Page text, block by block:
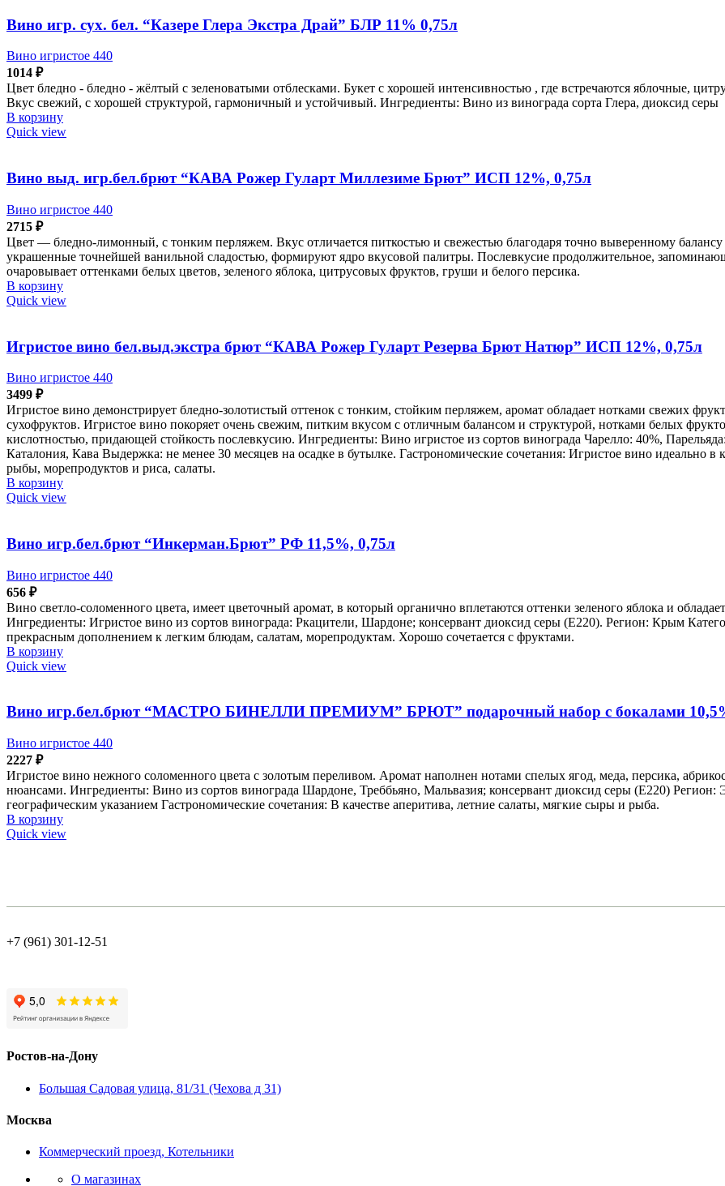
Вино игр. сух. бел. “Казере Глера Экстра Драй” БЛР 11% 0,75л
Вино игристое 440
1014 ₽
Цвет бледно - бледно - жёлтый с зеленоватыми отблесками. Букет с хорошей интенсивностью , где встречаются яблочные,
Вкус свежий, с хорошей структурой, гармоничный и устойчивый. Ингредиенты: Вино из винограда сорта Глера, диоксид серы
В корзину
Quick view
Вино выд. игр.бел.брют “КАВА Рожер Гуларт Миллезиме Брют” ИСП 12%, 0,75л
Вино игристое 440
2715 ₽
Цвет — бледно-лимонный, с тонким перляжем. Вкус отличается питкостью и свежестью благодаря точно выверенному
украшенные точнейшей ванильной сладостью, формируют ядро вкусовой палитры. Послевкусие продолжительное,
очаровывает оттенками белых цветов, зеленого яблока, цитрусовых фруктов, груши и белого персика.
В корзину
Quick view
Игристое вино бел.выд.экстра брют “КАВА Рожер Гуларт Резерва Брют Натюр” ИСП 12%, 0,75л
Вино игристое 440
3499 ₽
Игристое вино демонстрирует бледно-золотистый оттенок с тонким, стойким перляжем, аромат обладает нотками свежих
сухофруктов. Игристое вино покоряет очень свежим, питким вкусом с отличным балансом и структурой, нотками белых
кислотностью, придающей стойкость послевкусию. Ингредиенты: Вино игристое из сортов винограда Чарелло: 40%,
Каталония, Кава Выдержка: не менее 30 месяцев на осадке в бутылке. Гастрономические сочетания: Игристое вино идеально в
рыбы, морепродуктов и риса, салаты.
В корзину
Quick view
Вино игр.бел.брют “Инкерман.Брют” РФ 11,5%, 0,75л
Вино игристое 440
656 ₽
Вино светло-соломенного цвета, имеет цветочный аромат, в который органично вплетаются оттенки зеленого яблока и
Ингредиенты: Игристое вино из сортов винограда: Ркацители, Шардоне; консервант диоксид серы (Е220). Регион: Крым
прекрасным дополнением к легким блюдам, салатам, морепродуктам. Хорошо сочетается с фруктами.
В корзину
Quick view
Вино игр.бел.брют “МАСТРО БИНЕЛЛИ ПРЕМИУМ” БРЮТ” подарочный набор с бокалами
Вино игристое 440
2227 ₽
Игристое вино нежного соломенного цвета с золотым переливом. Аромат наполнен нотами спелых ягод, меда, персика,
нюансами. Ингредиенты: Вино из сортов винограда Шардоне, Треббьяно, Мальвазия; консервант диоксид серы (Е220)
географическим указанием Гастрономические сочетания: В качестве аперитива, летние салаты, мягкие сыры и рыба.
В корзину
Quick view
+7 (961) 301-12-51
Ростов-на-Дону
Большая Садовая улица, 81/31 (Чехова д 31)
Москва
Коммерческий проезд, Котельники
О магазинах